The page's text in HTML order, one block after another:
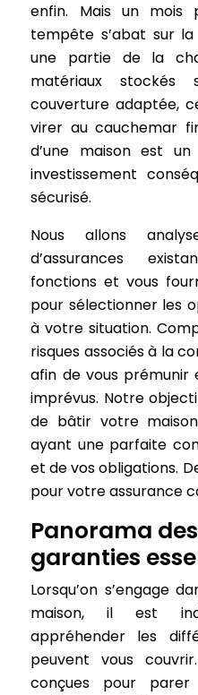
enfin. Mais un mois
tempête s’abat sur
une partie de la
matériaux stockés
couverture adaptée,
virer au cauchemar
d’une maison est
investissement
sécurisé.
Nous allons
d’assurances
fonctions et vous
pour sélectionner les
à votre situation.
risques associés à la
afin de vous
imprévus. Notre
de bâtir votre
ayant une parfaite
et de vos obligations.
pour votre assurance
Panorama
garanties
Lorsqu’on s’engage
maison, il est
appréhender les
peuvent vous
conçues pour